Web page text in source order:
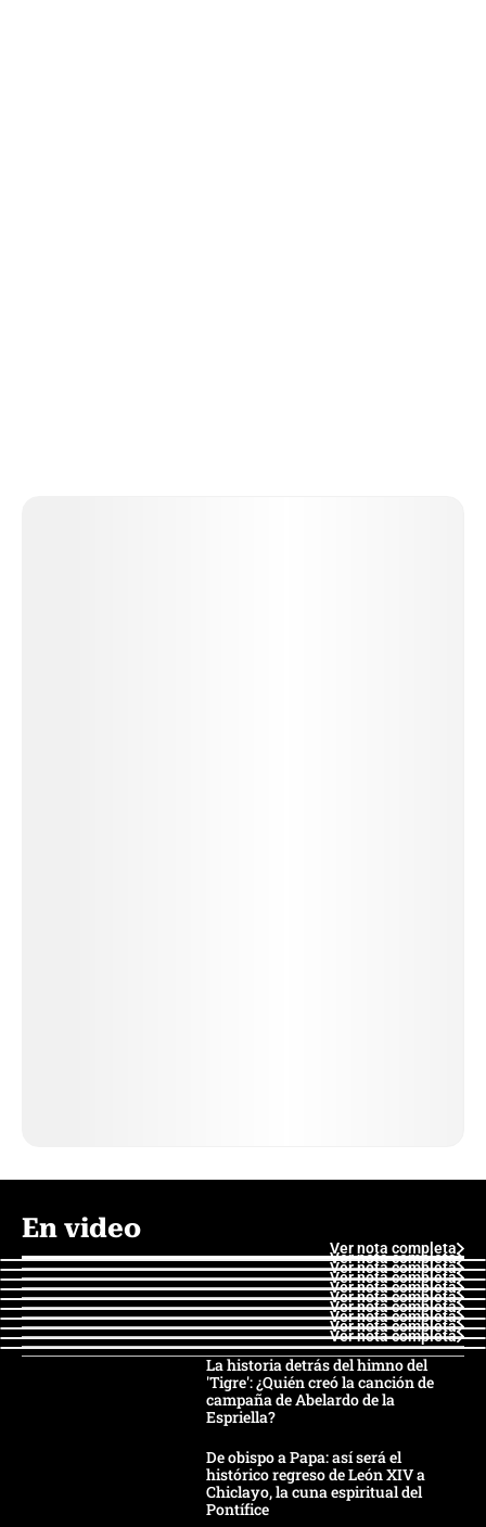
En video
Ver nota completa
Ver nota completa
Ver nota completa
Ver nota completa
Ver nota completa
Ver nota completa
Ver nota completa
Ver nota completa
Ver nota completa
Ver nota completa
La historia detrás del himno del
'Tigre': ¿Quién creó la canción de
campaña de Abelardo de la
Espriella?
De obispo a Papa: así será el
histórico regreso de León XIV a
Chiclayo, la cuna espiritual del
Pontífice